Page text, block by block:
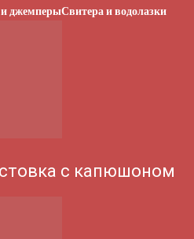
джемперыСвитера и водолазки
с капюшоном